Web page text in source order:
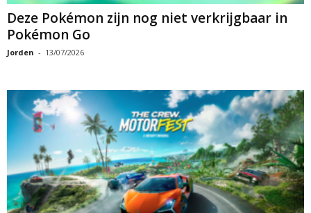
Deze Pokémon zijn nog niet verkrijgbaar in
Pokémon Go
Jorden - 13/07/2026